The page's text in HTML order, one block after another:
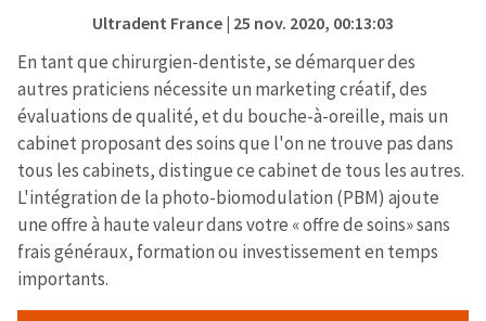
Ultradent France| 25 nov. 2020, 00:13:03
En tant que chirurgien-dentiste, se démarquer des
autres praticiens nécessite un marketing créatif, des
évaluations de qualité, et du bouche-à-oreille, mais un
cabinet proposant des soins que l'on ne trouve pas dans
tous les cabinets, distingue ce cabinet de tous les autres.
L'intégration de la photo-biomodulation (PBM) ajoute
une offre à haute valeur dans votre « offre de soins» sans
frais généraux, formation ou investissement en temps
importants.